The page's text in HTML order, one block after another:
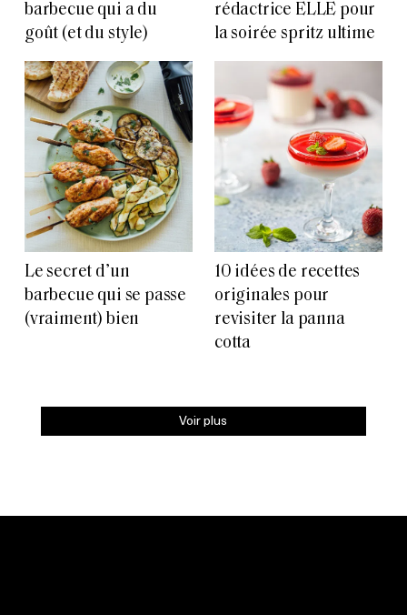
barbecue qui a du
goût (et du style)
rédactrice ELLE pour
la soirée spritz ultime
Le secret d’un
barbecue qui se passe
(vraiment) bien
10 idées de recettes
originales pour
revisiter la panna
cotta
Voir plus